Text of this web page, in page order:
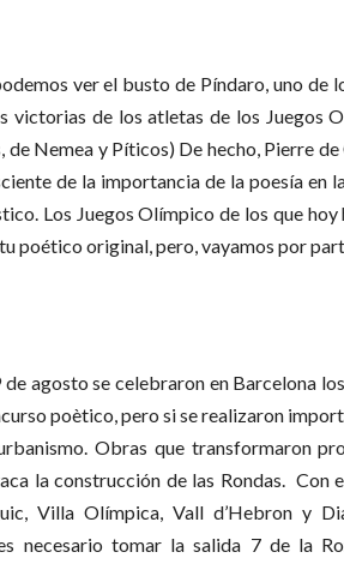
ver el busto de Píndaro, uno de
victorias de los atletas de los Juegos
de Nemea y Píticos) De hecho, Pierre
de la importancia de la poesía en
Los Juegos Olímpico de los que
poético original, pero, vayamos por
agosto se celebraron en Barcelona
poètico, pero si se realizaron
Obras que transformaron
la construcción de las Rondas. Con
Villa Olímpica, Vall d’Hebron y
necesario tomar la salida 7 de la